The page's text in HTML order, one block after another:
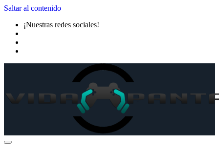
Saltar al contenido
¡Nuestras redes sociales!